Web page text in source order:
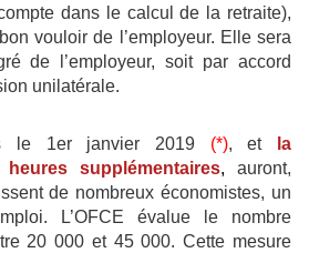
dans le calcul de la retraite),
vouloir de l’employeur. Elle sera
de l’employeur, soit par accord
unilatérale.
le 1er janvier 2019 (*), et
la
supplémentaires, auront,
de nombreux économistes, un
L’OFCE évalue le nombre
20 000 et 45 000. Cette mesure